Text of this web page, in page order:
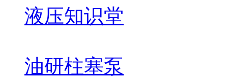
液压知识堂
油研柱塞泵